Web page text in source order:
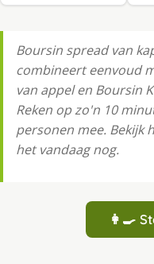
Boursin spread van
combineert eenvoud
van appel en Boursin
Reken op zo'n 10
personen mee. Bekijk
het vandaag nog.
👩‍🍳